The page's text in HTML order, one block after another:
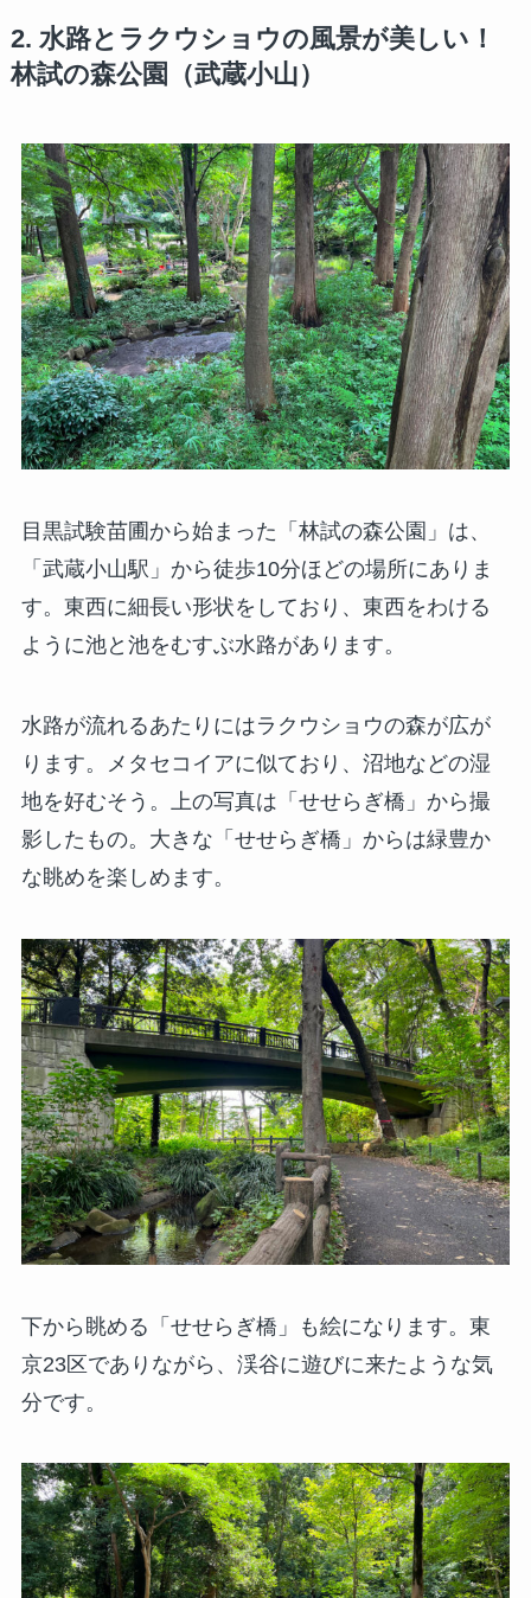
2. 水路とラクウショウの風景が美しい！
林試の森公園（武蔵小山）
目黒試験苗圃から始まった「林試の森公園」は、
「武蔵小山駅」から徒歩10分ほどの場所にありま
す。東西に細長い形状をしており、東西をわける
ように池と池をむすぶ水路があります。
水路が流れるあたりにはラクウショウの森が広が
ります。メタセコイアに似ており、沼地などの湿
地を好むそう。上の写真は「せせらぎ橋」から撮
影したもの。大きな「せせらぎ橋」からは緑豊か
な眺めを楽しめます。
下から眺める「せせらぎ橋」も絵になります。東
京23区でありながら、渓谷に遊びに来たような気
分です。